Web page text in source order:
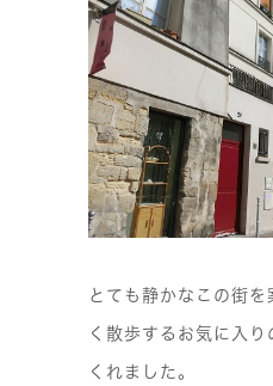
とても静かなこの街を
く散歩するお気に入り
くれました。